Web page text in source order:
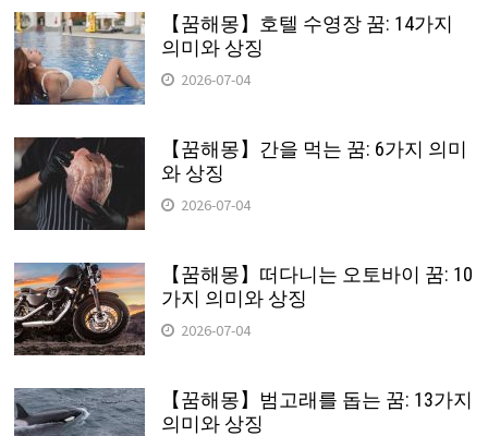
【꿈해몽】호텔 수영장 꿈: 14가지
의미와 상징
2026-07-04
【꿈해몽】간을 먹는 꿈: 6가지 의미
와 상징
2026-07-04
【꿈해몽】떠다니는 오토바이 꿈: 10
가지 의미와 상징
2026-07-04
【꿈해몽】범고래를 돕는 꿈: 13가지
의미와 상징